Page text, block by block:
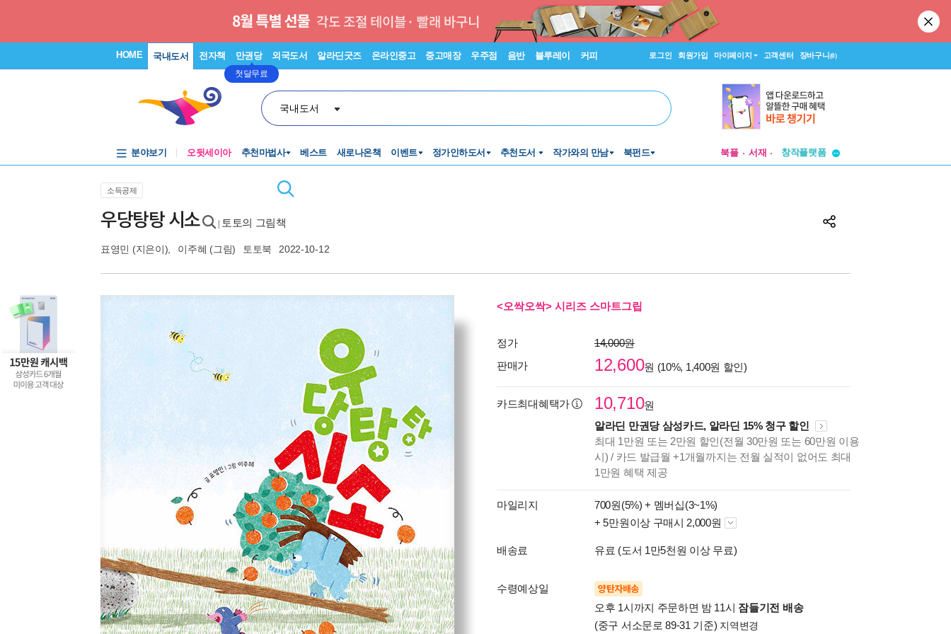
HOME 국내도서 전자책 만권당
첫달무료
외국도서 알라딘굿즈 온라인중고 중고매장 우주점 음반 블루레이 커피 로그인 회원가입 마이페이지 고객센터 장바구니(0)
국내도서
분야보기 오뒷세이아 추천마법사 베스트 새로나온책 이벤트 정가인하도서 추천도서 작가와의 만남 북펀드 북플 서재
투비컨티뉴드
소득공제
우당탕탕 시소 토토의 그림책
표영민 (지은이), 이주혜 (그림) 토토북 2022-10-12
<오싹오싹> 시리즈 스마트그립
정가
14,000원
판매가
12,600원 (10%, 1,400원 할인)
카드최대혜택가 10,710원
알라딘 만권당 삼성카드, 알라딘 15% 청구 할인
최대 1만원 또는 2만원 할인(전월 30만원 또는 60만원 이용
시) / 카드 발급월 +1개월까지는 전월 실적이 없어도 최대
1만원 혜택 제공
마일리지 700원(5%) + 멤버십(3~1%)
+ 5만원이상 구매시 2,000원
배송료 유료 (도서 1만5천원 이상 무료)
수령예상일 양탄자배송
오후 1시까지 주문하면 밤 11시 잠들기전 배송
(중구 서소문로 89-31 기준) 지역변경